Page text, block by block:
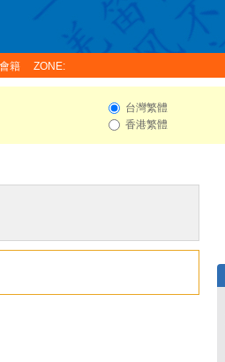
籍 ZONE:
台灣繁體
香港繁體